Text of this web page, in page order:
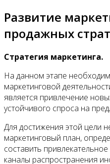
Развитие
продажных
Стратегия маркетинга.
На данном этапе
маркетинговой
является привлечение
устойчивого спроса на
Для достижения этой цели
маркетинговый план,
составить
каналы распространения